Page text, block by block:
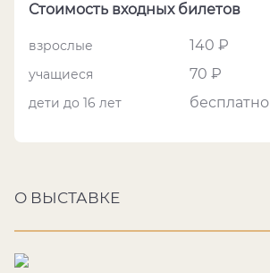
Стоимость входных билетов
взрослые 140 ₽
учащиеся 70 ₽
дети до 16 лет бесплатно
О ВЫСТАВКЕ